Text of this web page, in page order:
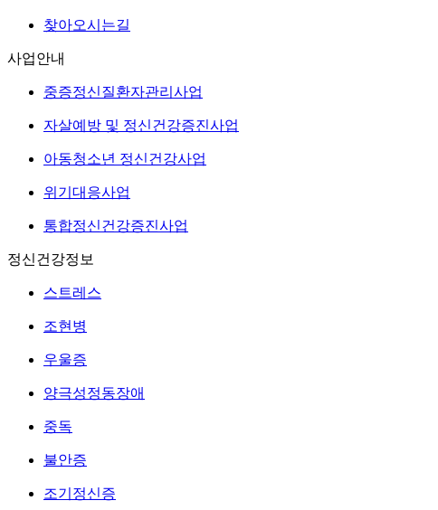
찾아오시는길
사업안내
중증정신질환자관리사업
자살예방 및 정신건강증진사업
아동청소년 정신건강사업
위기대응사업
통합정신건강증진사업
정신건강정보
스트레스
조현병
우울증
양극성정동장애
중독
불안증
조기정신증